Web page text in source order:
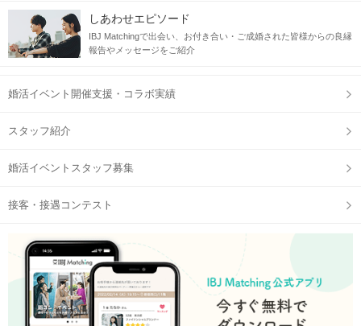
しあわせエピソード
IBJ Matchingで出会い、お付き合い・ご成婚された皆様からの良縁
報告やメッセージをご紹介
婚活イベント開催支援・コラボ実績
スタッフ紹介
婚活イベントスタッフ募集
接客・接遇コンテスト